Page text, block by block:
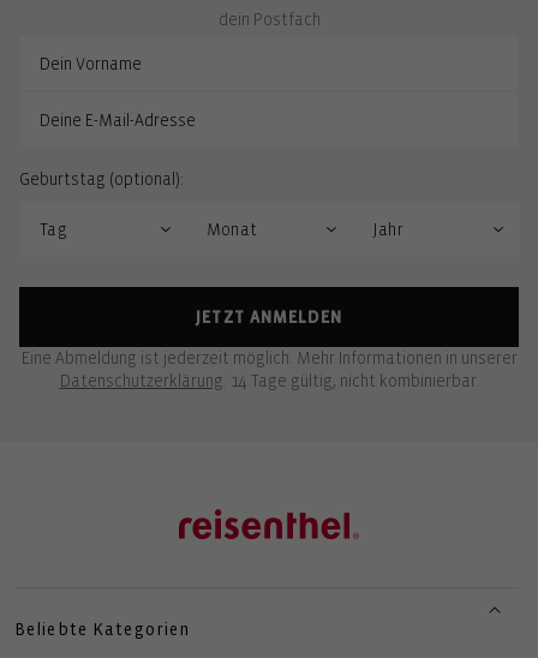
dein Postfach
Geburtstag (optional):
JETZT ANMELDEN
Eine Abmeldung ist jederzeit möglich. Mehr Informationen in unserer
Datenschutzerklärung. 14 Tage gültig, nicht kombinierbar.
Beliebte Kategorien